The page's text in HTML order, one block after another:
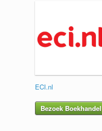
ECI.nl
Bezoek Boekhandel